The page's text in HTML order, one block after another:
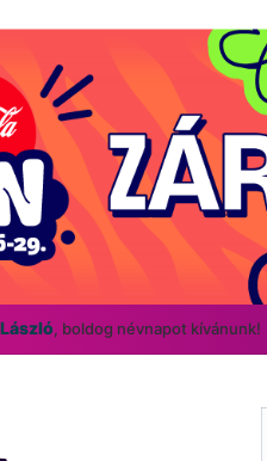
László, boldog névnapot kívánunk!